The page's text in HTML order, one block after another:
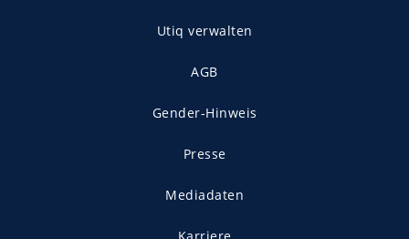
Utiq verwalten
AGB
Gender-Hinweis
Presse
Mediadaten